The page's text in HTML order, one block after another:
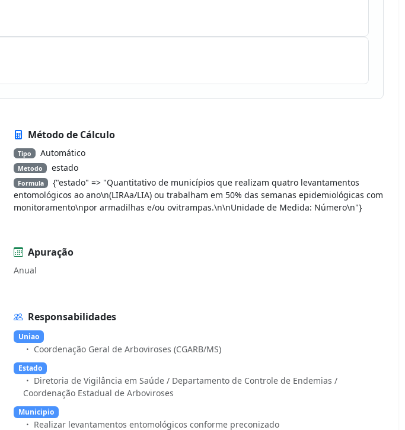
Método de Cálculo
Tipo Automático
Metodo estado
Formula
{"estado" => "Quantitativo de municípios que realizam quatro levantamentos
entomológicos ao ano\n(LIRAa/LIA) ou trabalham em 50% das semanas epidemiológicas com
monitoramento\npor armadilhas e/ou ovitrampas.\n\nUnidade de Medida: Número\n"}
Apuração
Anual
Responsabilidades
Uniao
Coordenação Geral de Arboviroses (CGARB/MS)
Estado
Diretoria de Vigilância em Saúde / Departamento de Controle de Endemias /
Coordenação Estadual de Arboviroses
Municipio
Realizar levantamentos entomológicos conforme preconizado